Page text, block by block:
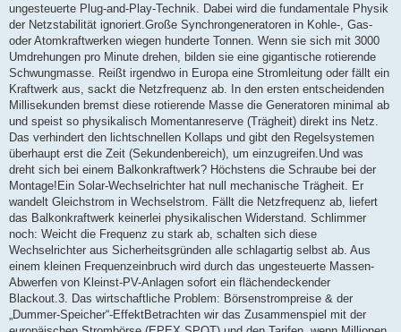
ungesteuerte Plug-and-Play-Technik. Dabei wird die fundamentale Physik
der Netzstabilität ignoriert.Große Synchrongeneratoren in Kohle-, Gas-
oder Atomkraftwerken wiegen hunderte Tonnen. Wenn sie sich mit 3000
Umdrehungen pro Minute drehen, bilden sie eine gigantische rotierende
Schwungmasse. Reißt irgendwo in Europa eine Stromleitung oder fällt ein
Kraftwerk aus, sackt die Netzfrequenz ab. In den ersten entscheidenden
Millisekunden bremst diese rotierende Masse die Generatoren minimal ab
und speist so physikalisch Momentanreserve (Trägheit) direkt ins Netz.
Das verhindert den lichtschnellen Kollaps und gibt den Regelsystemen
überhaupt erst die Zeit (Sekundenbereich), um einzugreifen.Und was
dreht sich bei einem Balkonkraftwerk? Höchstens die Schraube bei der
Montage!Ein Solar-Wechselrichter hat null mechanische Trägheit. Er
wandelt Gleichstrom in Wechselstrom. Fällt die Netzfrequenz ab, liefert
das Balkonkraftwerk keinerlei physikalischen Widerstand. Schlimmer
noch: Weicht die Frequenz zu stark ab, schalten sich diese
Wechselrichter aus Sicherheitsgründen alle schlagartig selbst ab. Aus
einem kleinen Frequenzeinbruch wird durch das ungesteuerte Massen-
Abwerfen von Kleinst-PV-Anlagen sofort ein flächendeckender
Blackout.3. Das wirtschaftliche Problem: Börsenstrompreise & der
„Dummer-Speicher“-EffektBetrachten wir das Zusammenspiel mit der